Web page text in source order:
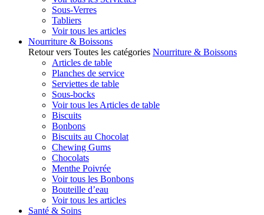
Sous-Verres
Tabliers
Voir tous les articles
Nourriture & Boissons
Retour vers Toutes les catégories Nourriture & Boissons
Articles de table
Planches de service
Serviettes de table
Sous-bocks
Voir tous les Articles de table
Biscuits
Bonbons
Biscuits au Chocolat
Chewing Gums
Chocolats
Menthe Poivrée
Voir tous les Bonbons
Bouteille d’eau
Voir tous les articles
Santé & Soins